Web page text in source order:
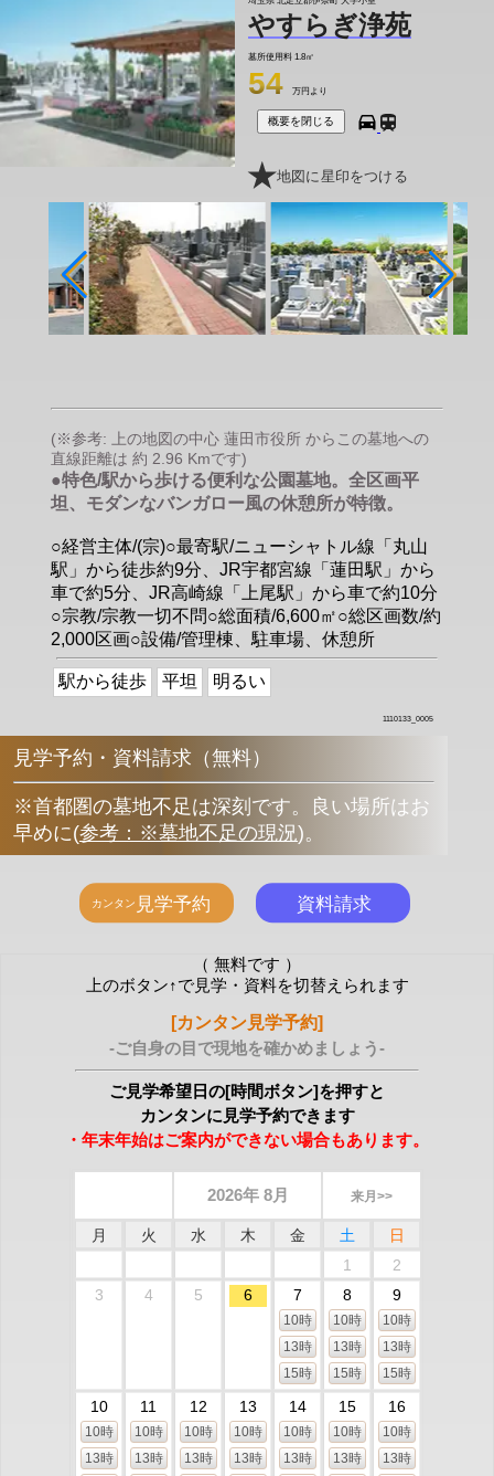
やすらぎ浄苑
墓所使用料 1.8㎡
54 万円より
概要を閉じる
地図に星印をつける
(※参考: 上の地図の中心 蓮田市役所 からこの墓地への
直線距離は 約 2.96 Kmです)
●特色/駅から歩ける便利な公園墓地。全区画平
坦、モダンなバンガロー風の休憩所が特徴。
○経営主体/(宗)○最寄駅/ニューシャトル線「丸山
駅」から徒歩約9分、JR宇都宮線「蓮田駅」から
車で約5分、JR高崎線「上尾駅」から車で約10分
○宗教/宗教一切不問○総面積/6,600㎡○総区画数/約
2,000区画○設備/管理棟、駐車場、休憩所
駅から徒歩 平坦 明るい
1110133_0005
見学予約・資料請求（無料）
※首都圏の墓地不足は深刻です。良い場所はお
早めに(参考：※墓地不足の現況)。
（ 無料です ）
上のボタン↑で見学・資料を切替えられます
[カンタン見学予約]
-ご自身の目で現地を確かめましょう-
ご見学希望日の[時間ボタン]を押すと
カンタンに見学予約できます
・年末年始はご案内ができない場合もあります。
2026年 8月 来月>>
月 火 水 木 金 土
日
1
2
3
4 5 6 7
10時
13時
15時
8
10時
13時
15時
9
10時
13時
15時
10
10時
13時
11
10時
13時
12
10時
13時
13
10時
13時
14
10時
13時
15
10時
13時
16
10時
13時